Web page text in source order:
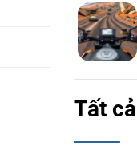
Tất cả